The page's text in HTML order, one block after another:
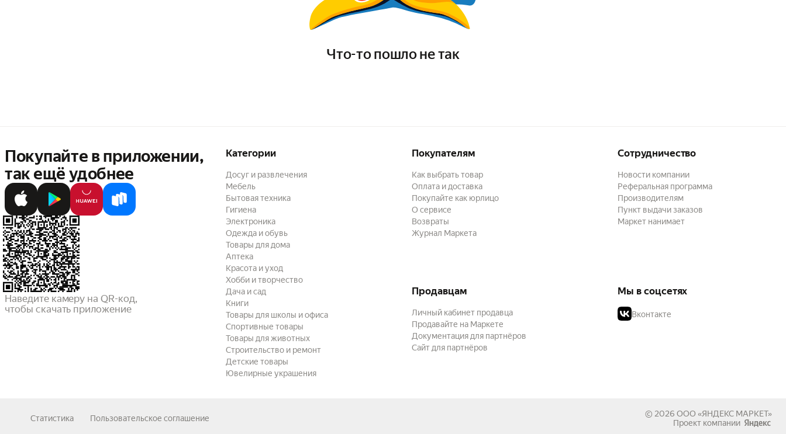
Что-то пошло не так
Покупайте в приложении,
так ещё удобнее
Наведите камеру на QR-код,
чтобы скачать приложение
Категории
Досуг и развлечения
Мебель
Бытовая техника
Гигиена
Электроника
Одежда и обувь
Товары для дома
Аптека
Красота и уход
Хобби и творчество
Дача и сад
Книги
Товары для школы и офиса
Спортивные товары
Товары для животных
Строительство и ремонт
Детские товары
Ювелирные украшения
Покупателям
Как выбрать товар
Оплата и доставка
Покупайте как юрлицо
О сервисе
Возвраты
Журнал Маркета
Сотрудничество
Новости компании
Реферальная программа
Производителям
Пункт выдачи заказов
Маркет нанимает
Продавцам
Личный кабинет продавца
Продавайте на Маркете
Документация для партнёров
Сайт для партнёров
Мы в соцсетях
Вконтакте
Статистика Пользовательское соглашение © 2026 ООО «ЯНДЕКС МАРКЕТ»
Проект компании